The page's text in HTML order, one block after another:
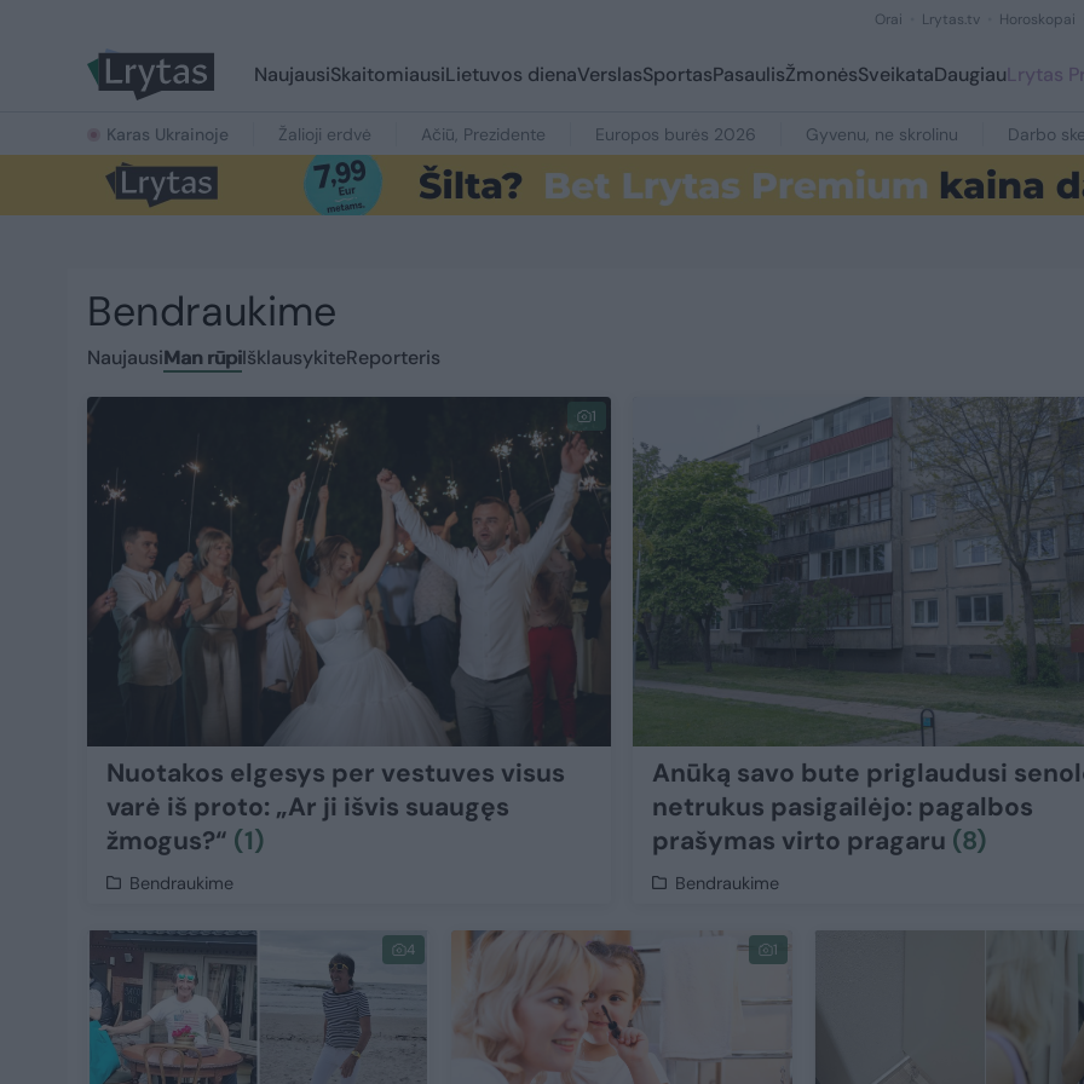
Orai Lrytas.tv Horoskopai
NaujausiSkaitomiausiLietuvos dienaVerslasSportasPasaulisŽmonėsSveikataDaugiauLrytas
Karas Ukrainoje Žalioji erdvė Ačiū, Prezidente Europos burės 2026 Gyvenu, ne skrolinu Darbo
Bendraukime
NaujausiMan rūpiIšklausykiteReporteris
1
Nuotakos elgesys per vestuves visus
varė iš proto: „Ar ji išvis suaugęs
žmogus?“ (1)
Bendraukime
Anūką savo bute priglaudusi
netrukus pasigailėjo: pagalbos
prašymas virto pragaru (8)
Bendraukime
4 1